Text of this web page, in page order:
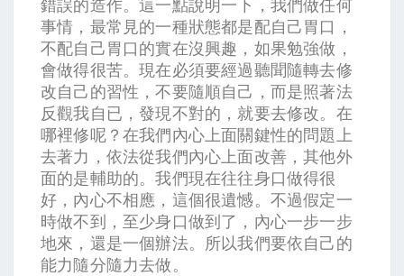
錯誤的造作。這一點說明一下，我們做任何
事情，最常見的一種狀態都是配自己胃口，
不配自己胃口的實在沒興趣，如果勉強做，
會做得很苦。現在必須要經過聽聞隨轉去修
改自己的習性，不要隨順自己，而是照著法
反觀我自已，發現不對的，就要去修改。在
哪裡修呢？在我們內心上面關鍵性的問題上
去著力，依法從我們內心上面改善，其他外
面的是輔助的。我們現在往往身口做得很
好，內心不相應，這個很遺憾。不過假定一
時做不到，至少身口做到了，內心一步一步
地來，還是一個辦法。所以我們要依自己的
能力隨分隨力去做。